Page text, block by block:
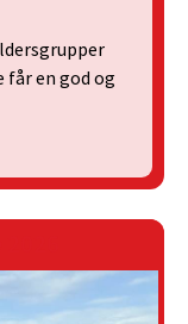
får en god og